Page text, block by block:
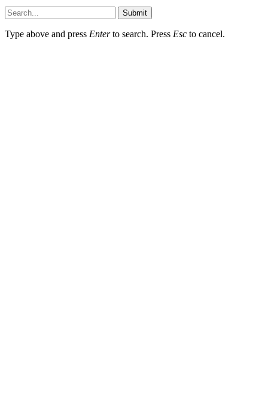
Submit
Type above and press Enterto search. Press Esc to cancel.